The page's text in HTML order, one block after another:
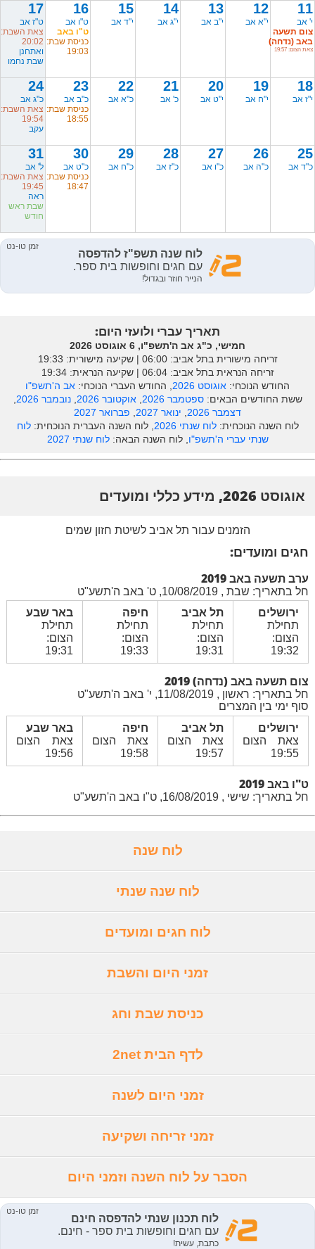
11
י' אב
צום תשעה
באב (נדחה)
צאת הצום: 19:57
12
י"א אב
13
י"ב אב
14
י"ג אב
15
י"ד אב
16
ט"ו אב
ט"ו באב
כניסת שבת:
19:03
17
ט"ז אב
צאת השבת:
20:02
ואתחנן
שבת נחמו
18
י"ז אב
19
י"ח אב
20
י"ט אב
21
כ' אב
22
כ"א אב
23
כ"ב אב
כניסת שבת:
18:55
24
כ"ג אב
צאת השבת:
19:54
עקב
25
כ"ד אב
26
כ"ה אב
27
כ"ו אב
28
כ"ז אב
29
כ"ח אב
30
כ"ט אב
כניסת שבת:
18:47
31
ל' אב
צאת השבת:
19:45
ראה
שבת ראש
חודש
תאריך עברי ולועזי היום:
חמישי, כ"ג אב ה'תשפ"ו, 6 אוגוסט 2026
זריחה מישורית בתל אביב: ‎06:00 | שקיעה מישורית: 19:33
זריחה הנראית בתל אביב: ‎06:04 | שקיעה הנראית: 19:34
החודש הנוכחי: אוגוסט 2026 , החודש העברי הנוכחי: אב ה'תשפ"ו
ששת החודשים הבאים:ספטמבר 2026 ,אוקטובר 2026 ,נובמבר 2026
,
דצמבר 2026
, ינואר 2027 , פברואר 2027
לוח השנה הנוכחית:לוח שנתי 2026 , לוח השנה העברית הנוכחית:לוח
שנתי עברי ה'תשפ"ו, לוח השנה הבאה:לוח שנתי 2027
אוגוסט 2026, מידע כללי ומועדים
הזמנים עבור תל אביב לשיטת חזון שמים
חגים ומועדים:
ערב תשעה באב 2019
חל בתאריך: שבת , 10/08/2019, ט' באב ה'תשע"ט
ירושלים
תחילת
הצום:
19:32
תל אביב
תחילת
הצום:
19:31
חיפה
תחילת
הצום:
19:33
באר שבע
תחילת
הצום:
19:31
צום תשעה באב (נדחה) 2019
חל בתאריך: ראשון , 11/08/2019, י' באב ה'תשע"ט
סוף ימי בין המצרים
ירושלים
צאת הצום
19:55
תל אביב
צאת הצום
19:57
חיפה
צאת הצום
19:58
באר שבע
צאת הצום
19:56
ט"ו באב 2019
חל בתאריך: שישי , 16/08/2019, ט"ו באב ה'תשע"ט
לוח שנה
לוח שנה שנתי
לוח חגים ומועדים
זמני היום והשבת
כניסת שבת וחג
לדף הבית 2net
זמני היום לשנה
זמני זריחה ושקיעה
הסבר על לוח השנה וזמני היום